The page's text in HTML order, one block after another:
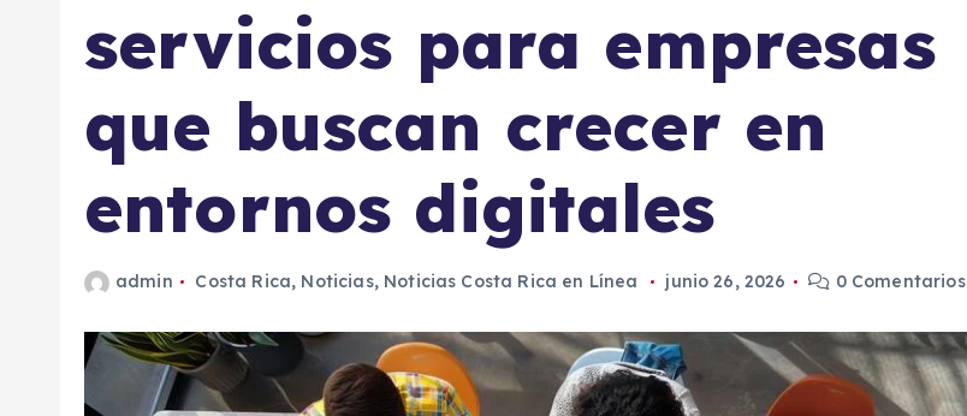
servicios para empresas
que buscan crecer en
entornos digitales
admin Costa Rica, Noticias, Noticias Costa Rica en Línea junio 26, 2026 0 Comentarios